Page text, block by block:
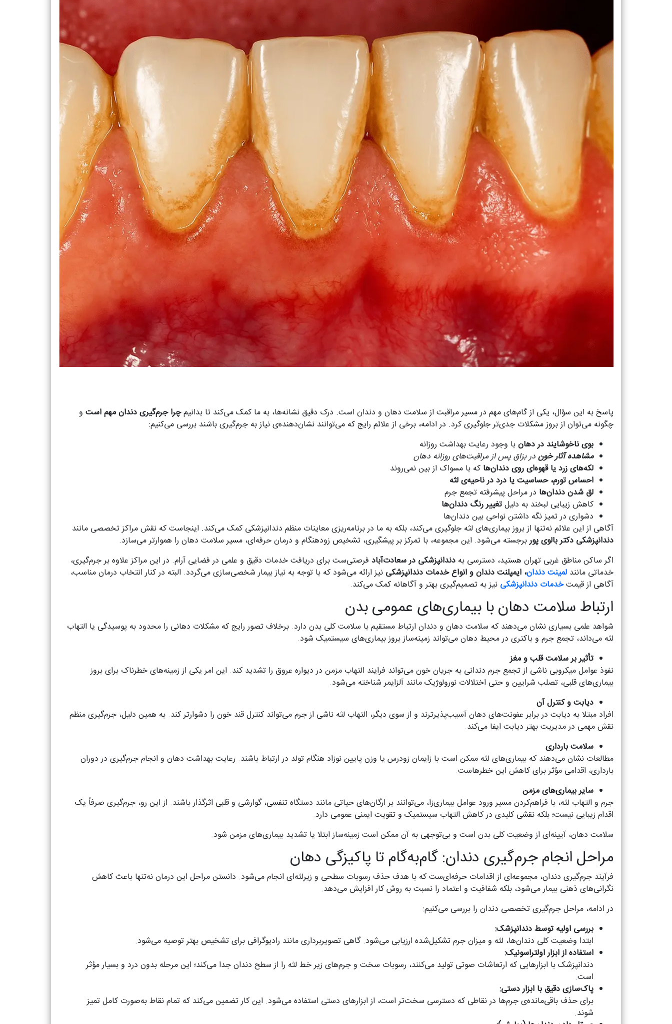
پاسخ به این سؤال، یکی از گام‌های مهم در مسیر مراقبت از سلامت دهان و دندان است. درک دقیق نشانه‌ها، به ما کمک می‌کند تا بدانیمچرا جرم‌گیری دندان مهم است و
چگونه می‌توان از بروز مشکلات جدی‌تر جلوگیری کرد. در ادامه، برخی از علائم رایج که می‌توانند نشان‌دهنده‌ی نیاز به جرم‌گیری باشند بررسی می‌کنیم:
بوی ناخوشایند در دهانبا وجود رعایت بهداشت روزانه
مشاهده آثار خوندر بزاق پس از مراقبت‌های روزانه دهان
لکه‌های زرد یا قهوه‌ای روی دندان‌ها که با مسواک از بین نمی‌روند
احساس تورم، حساسیت یا درد در ناحیه‌ی لثه
لق شدن دندان‌ها در مراحل پیشرفته تجمع جرم
کاهش زیبایی لبخند به دلیلتغییر رنگ دندان‌ها
دشواری در تمیز نگه داشتن نواحی بین دندان‌ها
آگاهی از این علائم نه‌تنها از بروز بیماری‌های لثه جلوگیری می‌کند، بلکه به ما در برنامه‌ریزی معاینات منظم دندانپزشکی کمک می‌کند. اینجاست که نقش مراکز تخصصی مانند
دندانپزشکی دکتر بالوی پوربرجسته می‌شود. این مجموعه، با تمرکز بر پیشگیری، تشخیص زودهنگام و درمان حرفه‌ای، مسیر سلامت دهان را هموارتر می‌سازد.
اگر ساکن مناطق غربی تهران هستید، دسترسی به دندانپزشکی در سعادت‌آباد فرصتی‌ست برای دریافت خدمات دقیق و علمی در فضایی آرام. در این مراکز علاوه بر جرم‌گیری،
خدماتی مانند لمینت دندان، ایمپلنت دندان و انواع خدمات دندانپزشکی نیز ارائه می‌شود که با توجه به نیاز بیمار شخصی‌سازی می‌گردد. البته در کنار انتخاب درمان مناسب،
آگاهی از قیمتخدمات دندانپزشکی نیز به تصمیم‌گیری بهتر و آگاهانه کمک می‌کند.
ارتباط سلامت دهان با بیماری‌های عمومی بدن
شواهد علمی بسیاری نشان می‌دهند که سلامت دهان و دندان ارتباط مستقیم با سلامت کلی بدن دارد. برخلاف تصور رایج که مشکلات دهانی را محدود به پوسیدگی یا التهاب
لثه می‌داند، تجمع جرم و باکتری در محیط دهان می‌تواند زمینه‌ساز بروز بیماری‌های سیستمیک شود.
تأثیر بر سلامت قلب و مغز
نفوذ عوامل میکروبی ناشی از تجمع جرم دندانی به جریان خون می‌تواند فرایند التهاب مزمن در دیواره عروق را تشدید کند. این امر یکی از زمینه‌های خطرناک برای بروز
بیماری‌های قلبی، تصلب شرایین و حتی اختلالات نورولوژیک مانند آلزایمر شناخته می‌شود.
دیابت و کنترل آن
افراد مبتلا به دیابت در برابر عفونت‌های دهان آسیب‌پذیرترند و از سوی دیگر، التهاب لثه ناشی از جرم می‌تواند کنترل قند خون را دشوارتر کند. به همین دلیل، جرم‌گیری منظم
نقش مهمی در مدیریت بهتر دیابت ایفا می‌کند.
سلامت بارداری
مطالعات نشان می‌دهند که بیماری‌های لثه ممکن است با زایمان زودرس یا وزن پایین نوزاد هنگام تولد در ارتباط باشند. رعایت بهداشت دهان و انجام جرم‌گیری در دوران
بارداری، اقدامی مؤثر برای کاهش این خطرهاست.
سایر بیماری‌های مزمن
جرم و التهاب لثه، با فراهم‌کردن مسیر ورود عوامل بیماری‌زا، می‌توانند بر ارگان‌های حیاتی مانند دستگاه تنفسی، گوارشی و قلبی اثرگذار باشند. از این رو، جرم‌گیری صرفاً یک
اقدام زیبایی نیست؛ بلکه نقشی کلیدی در کاهش التهاب سیستمیک و تقویت ایمنی عمومی دارد.
سلامت دهان، آیینه‌ای از وضعیت کلی بدن است و بی‌توجهی به آن ممکن است زمینه‌ساز ابتلا یا تشدید بیماری‌های مزمن شود.
مراحل انجام جرم‌گیری دندان: گام‌به‌گام تا پاکیزگی دهان
فرآیند جرم‌گیری دندان، مجموعه‌ای از اقدامات حرفه‌ای‌ست که با هدف حذف رسوبات سطحی و زیرلثه‌ای انجام می‌شود. دانستن مراحل این درمان نه‌تنها باعث کاهش
نگرانی‌های ذهنی بیمار می‌شود، بلکه شفافیت و اعتماد را نسبت به روش کار افزایش می‌دهد.
در ادامه، مراحل جرم‌گیری تخصصی دندان را بررسی می‌کنیم:
بررسی اولیه توسط دندانپزشک:
ابتدا وضعیت کلی دندان‌ها، لثه و میزان جرم تشکیل‌شده ارزیابی می‌شود. گاهی تصویربرداری مانند رادیوگرافی برای تشخیص بهتر توصیه می‌شود.
استفاده از ابزار اولتراسونیک:
دندانپزشک با ابزارهایی که ارتعاشات صوتی تولید می‌کنند، رسوبات سخت و جرم‌های زیر خط لثه را از سطح دندان جدا می‌کند؛ این مرحله بدون درد و بسیار مؤثر
است.
پاک‌سازی دقیق با ابزار دستی:
برای حذف باقی‌مانده‌ی جرم‌ها در نقاطی که دسترسی سخت‌تر است، از ابزارهای دستی استفاده می‌شود. این کار تضمین می‌کند که تمام نقاط به‌صورت کامل تمیز
شوند.